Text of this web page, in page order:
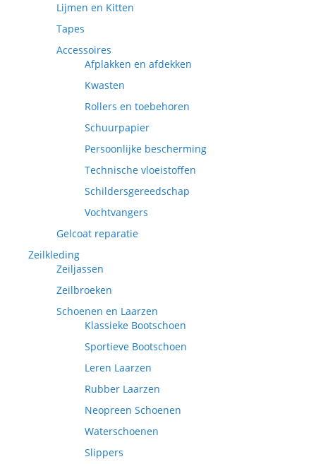
Lijmen en Kitten
Tapes
Accessoires
Afplakken en afdekken
Kwasten
Rollers en toebehoren
Schuurpapier
Persoonlijke bescherming
Technische vloeistoffen
Schildersgereedschap
Vochtvangers
Gelcoat reparatie
Zeilkleding
Zeiljassen
Zeilbroeken
Schoenen en Laarzen
Klassieke Bootschoen
Sportieve Bootschoen
Leren Laarzen
Rubber Laarzen
Neopreen Schoenen
Waterschoenen
Slippers